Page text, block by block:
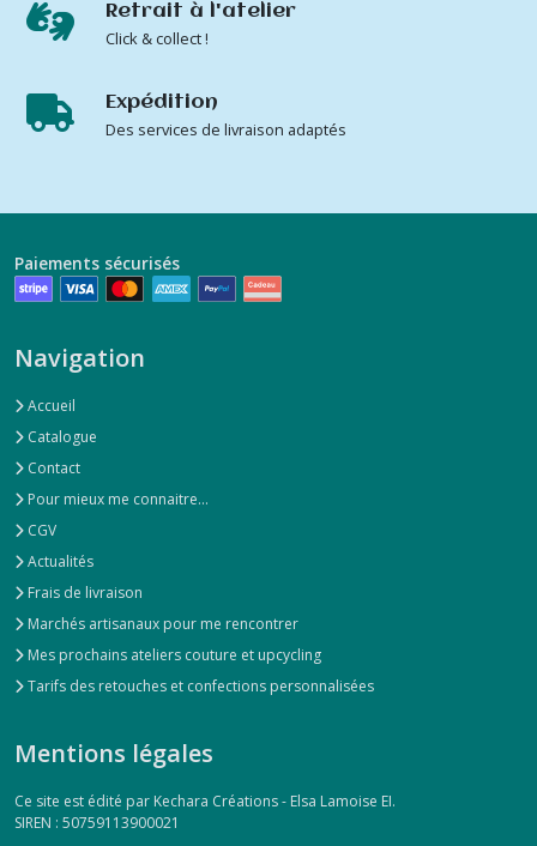
Retrait à l'atelier
Click & collect !
Expédition
Des services de livraison adaptés
Paiements sécurisés
Navigation
Accueil
Catalogue
Contact
Pour mieux me connaitre...
CGV
Actualités
Frais de livraison
Marchés artisanaux pour me rencontrer
Mes prochains ateliers couture et upcycling
Tarifs des retouches et confections personnalisées
Mentions légales
Ce site est édité par Kechara Créations - Elsa Lamoise EI.
SIREN : 50759113900021